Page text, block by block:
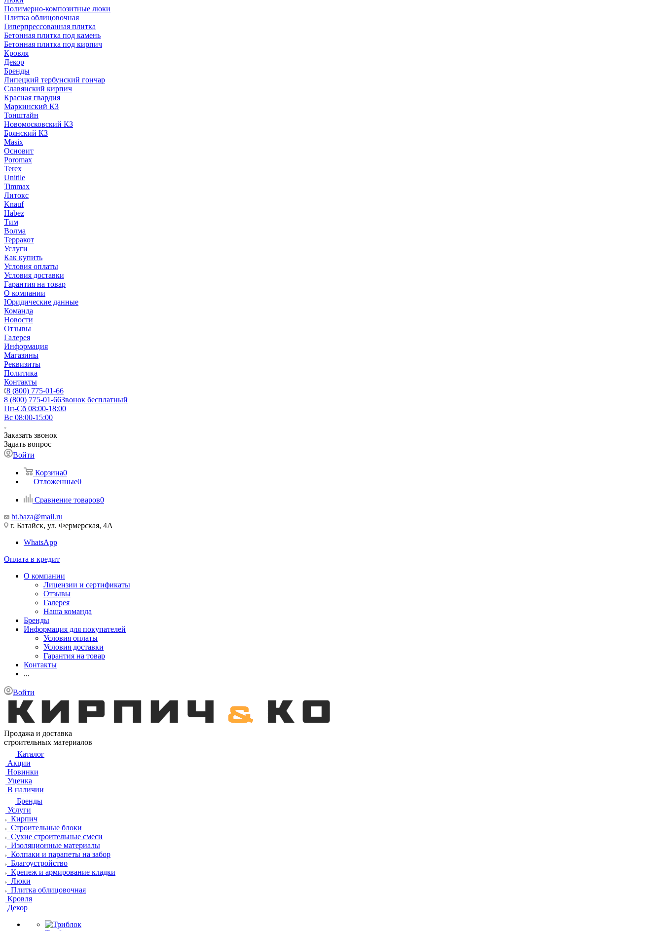
Полимерно-композитные люки
Плитка облицовочная
Гиперпрессованная плитка
Бетонная плитка под камень
Бетонная плитка под кирпич
Кровля
Декор
Бренды
Липецкий тербунский гончар
Славянский кирпич
Красная гвардия
Маркинский КЗ
Тонштайн
Новомосковский КЗ
Брянский КЗ
Masix
Основит
Poromax
Terex
Unitile
Timmax
Литокс
Knauf
Habez
Тим
Волма
Терракот
Услуги
Как купить
Условия оплаты
Условия доставки
Гарантия на товар
О компании
Юридические данные
Команда
Новости
Отзывы
Галерея
Информация
Магазины
Реквизиты
Политика
Контакты
8 (800) 775-01-66
8 (800) 775-01-66Звонок бесплатный
Пн-Сб 08:00-18:00
Вс 08:00-15:00
Заказать звонок
Задать вопрос
Войти
Корзина0
Отложенные0
Сравнение товаров0
bt.baza@mail.ru
г. Батайск, ул. Фермерская, 4А
WhatsApp
Оплата в кредит
О компании
Лицензии и сертификаты
Отзывы
Галерея
Наша команда
Бренды
Информация для покупателей
Условия оплаты
Условия доставки
Гарантия на товар
Контакты
...
Войти
Продажа и доставка
строительных материалов
Каталог
Акции
Новинки
Уценка
В наличии
Бренды
Услуги
Кирпич
Строительные блоки
Сухие строительные смеси
Изоляционные материалы
Колпаки и парапеты на забор
Благоустройство
Крепеж и армирование кладки
Люки
Плитка облицовочная
Кровля
Декор